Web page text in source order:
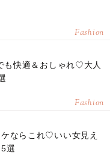
Fashion
も快適＆おしゃれ♡大人
Fashion
ケならこれ♡いい女見え
選